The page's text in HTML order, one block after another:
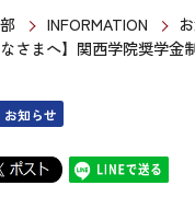
INFORMATION
なさまへ】関西学院奨学金
お知らせ